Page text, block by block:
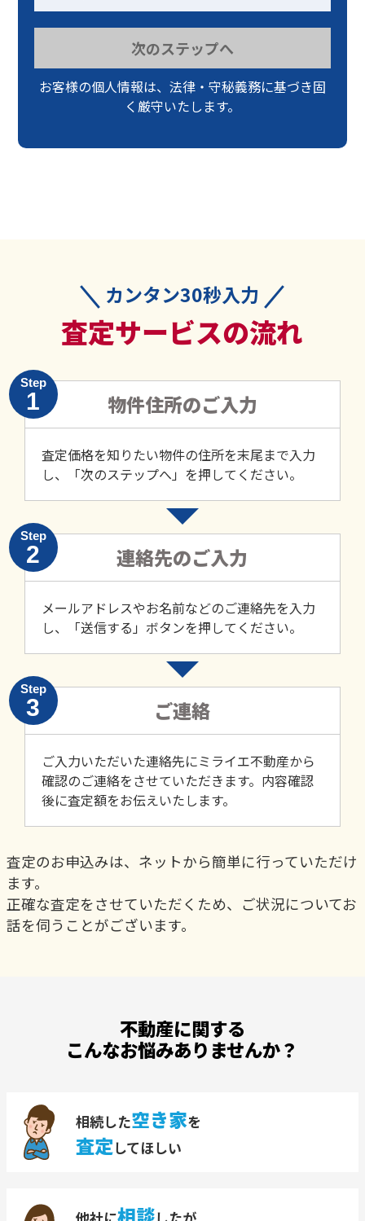
次のステップへ
お客様の個人情報は、法律・守秘義務に基づき固
く厳守いたします。
カンタン30秒入力
査定サービスの流れ
Step
1 物件住所のご入力
査定価格を知りたい物件の住所を末尾まで入力
し、「次のステップへ」を押してください。
Step
2 連絡先のご入力
メールアドレスやお名前などのご連絡先を入力
し、「送信する」ボタンを押してください。
Step
3 ご連絡
ご入力いただいた連絡先にミライエ不動産から
確認のご連絡をさせていただきます。内容確認
後に査定額をお伝えいたします。
査定のお申込みは、ネットから簡単に行っていただけ
ます。
正確な査定をさせていただくため、ご状況についてお
話を伺うことがございます。
不動産に関する
こんなお悩みありませんか？
相続した空き家を
査定してほしい
相談